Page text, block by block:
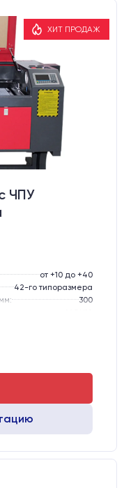
ХИТ ПРОДАЖ
ЧПУ
от +10 до +40
42-го типоразмера
300